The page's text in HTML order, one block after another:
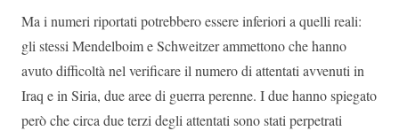
Ma i numeri riportati potrebbero essere inferiori a quelli reali:
gli stessi Mendelboim e Schweitzer ammettono che hanno
avuto difficoltà nel verificare il numero di attentati avvenuti in
Iraq e in Siria, due aree di guerra perenne. I due hanno spiegato
però che circa due terzi degli attentati sono stati perpetrati